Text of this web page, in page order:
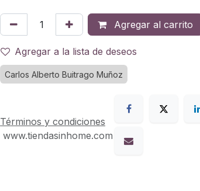
Agregar al carrito
Agregar a la lista de deseos
Carlos Alberto Buitrago Muñoz
Términos y condiciones
www.tiendasinhome.com